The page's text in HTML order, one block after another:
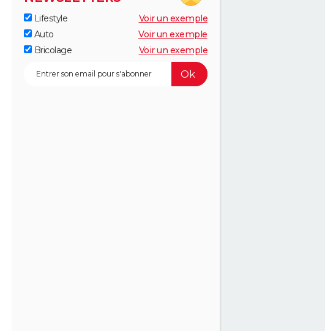
Lifestyle
Voir un exemple
Auto
Voir un exemple
Bricolage
Voir un exemple